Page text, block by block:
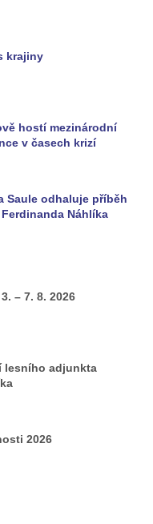
čp.
krajiny
hostí mezinárodní
v časech krizí
Saule odhaluje příběh
Náhlíka
– 7. 8. 2026
lesního adjunkta
2026